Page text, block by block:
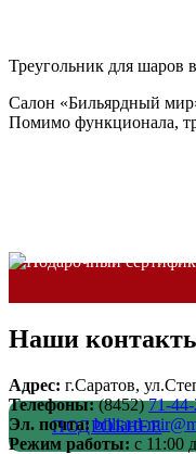
Треугольник для шаров
Салон «Бильярдный
Помимо функционала,
Подарочный
друзей и близкий на
ПОДРОБНЕЕ
Наши
Адрес: г.Саратов,
Телефоны:(8452)71-44-
Эл. почта: billiard-
Режим работы: c 11:00